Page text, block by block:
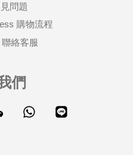
問題
購物流程
絡客服
們
Wechat Whatsapp